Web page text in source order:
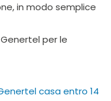
in modo semplice
per le
casa entro 14